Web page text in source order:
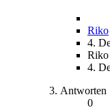
Riko
4.
Riko
4.
Antworten
0